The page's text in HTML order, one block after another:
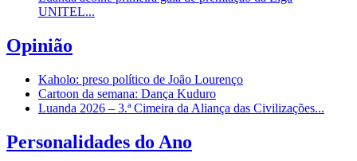
UNITEL...
Opinião
Kaholo: preso político de João Lourenço
Cartoon da semana: Dança Kuduro
Luanda 2026 – 3.ª Cimeira da Aliança das Civilizações...
Personalidades do Ano